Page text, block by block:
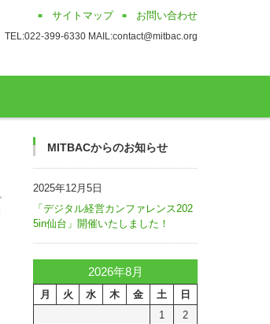
サイトマップ お問い合わせ
TEL:022-399-6330 MAIL:contact@mitbac.org
MITBACからのお知らせ
2025年12月5日
「デジタル経営カンファレンス202
5in仙台」開催いたしました！
2026年8月
月 火 水 木 金 土
日
1
2